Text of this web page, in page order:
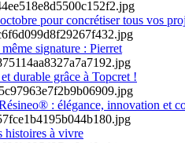
pour concrétiser tous vos
signature : Pierret
durable grâce à Topcret !
: élégance, innovation et
histoires à vivre